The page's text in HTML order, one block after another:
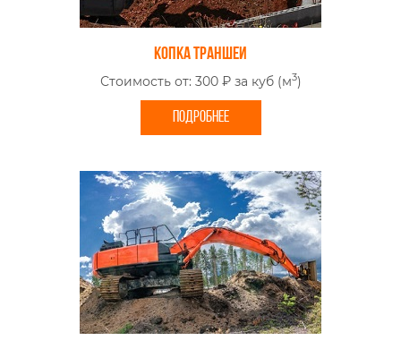
Копка траншеи
Стоимость от: 300 ₽ за куб (м3)
ПОДРОБНЕЕ